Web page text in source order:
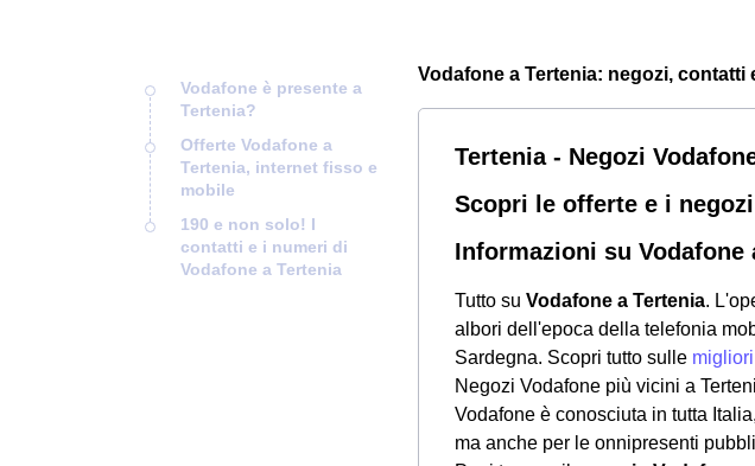
Vodafone è presente a
Tertenia?
Offerte Vodafone a
Tertenia, internet fisso e
mobile
190 e non solo! I
contatti e i numeri di
Vodafone a Tertenia
Vodafone a Tertenia: negozi,
Tertenia - Negozi
Scopri le offerte e i
Informazioni su Vodafone
Tutto su Vodafone a Tertenia.
albori dell'epoca della telefonia
Sardegna. Scopri tutto sulle
Negozi Vodafone più vicini a
Vodafone è conosciuta in tutta
ma anche per le onnipresenti